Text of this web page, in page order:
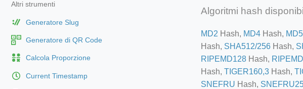
Altri strumenti
Generatore Slug
Generatore di QR Code
Calcola Proporzione
Current Timestamp
Algoritmi hash
MD2 Hash, MD4 Hash, MD5
Hash, SHA512/256 Hash,
RIPEMD128 Hash,
Hash, TIGER160,3 Hash,
SNEFRU Hash,